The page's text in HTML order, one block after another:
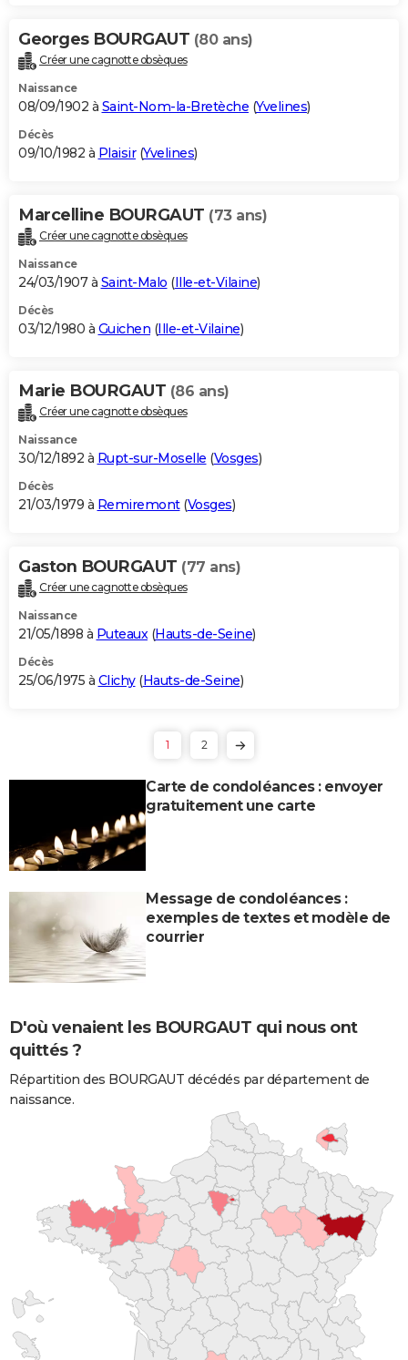
Georges BOURGAUT (80 ans)
Créer une cagnotte obsèques
Naissance
08/09/1902 à Saint-Nom-la-Bretèche (Yvelines)
Décès
09/10/1982 à Plaisir(Yvelines)
Marcelline BOURGAUT (73 ans)
Créer une cagnotte obsèques
Naissance
24/03/1907 à Saint-Malo (Ille-et-Vilaine)
Décès
03/12/1980 à Guichen (Ille-et-Vilaine)
Marie BOURGAUT (86 ans)
Créer une cagnotte obsèques
Naissance
30/12/1892 à Rupt-sur-Moselle (Vosges)
Décès
21/03/1979 à Remiremont(Vosges)
Gaston BOURGAUT (77 ans)
Créer une cagnotte obsèques
Naissance
21/05/1898 à Puteaux (Hauts-de-Seine)
Décès
25/06/1975 à Clichy(Hauts-de-Seine)
1 2
Carte de condoléances : envoyer
gratuitement une carte
Message de condoléances :
exemples de textes et modèle de
courrier
D'où venaient les BOURGAUT qui nous ont
quittés ?
Répartition des BOURGAUT décédés par département de
naissance.